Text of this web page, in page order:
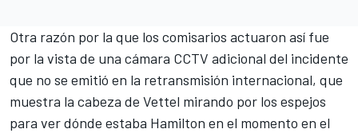
Otra razón por la que los comisarios actuaron así fue
por la vista de una cámara CCTV adicional del incidente
que no se emitió en la retransmisión internacional, que
muestra la cabeza de Vettel mirando por los espejos
para ver dónde estaba Hamilton en el momento en el